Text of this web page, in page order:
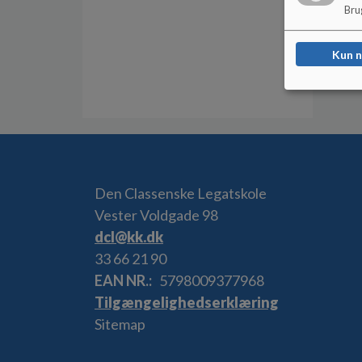
Den Classenske Legatskole
Vester Voldgade 98
dcl@kk.dk
33 66 21 90
EAN NR.
5798009377968
Tilgængelighedserklæring
Sitemap
Kun